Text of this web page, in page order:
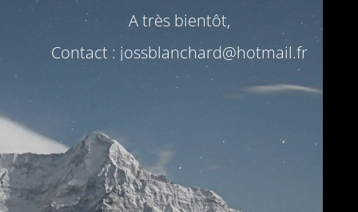
A très bientôt,
Contact : jossblanchard@hotmail.fr